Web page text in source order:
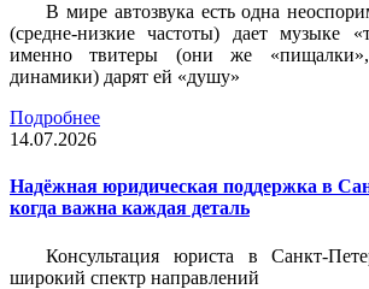
В мире автозвука есть одна
(средне-низкие частоты) дает музыке
именно твитеры (они же «пищалки»,
динамики) дарят ей «душу»
Подробнее
14.07.2026
Надёжная юридическая поддержка в
когда важна каждая деталь
Консультация юриста в Санкт-
широкий спектр направлений